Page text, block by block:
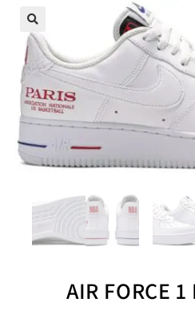
🔍
AIR FORCE